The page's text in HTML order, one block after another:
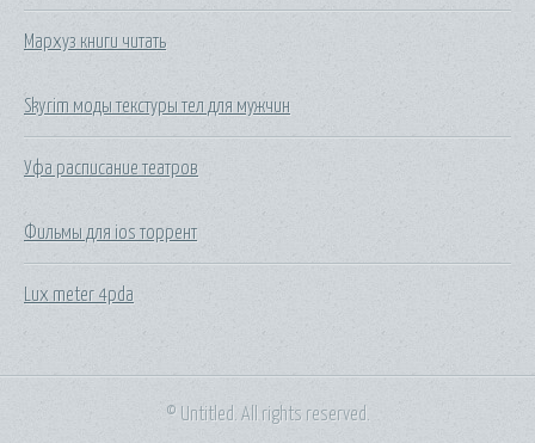
Мархуз книги читать
Skyrim моды текстуры тел для мужчин
Уфа расписание театров
Фильмы для ios торрент
Lux meter 4pda
© Untitled. All rights reserved.